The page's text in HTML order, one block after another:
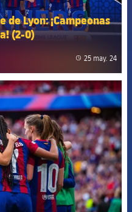
de Lyon: ¡Campeonas
(2-0)
25 may. 24
Barcelona badge